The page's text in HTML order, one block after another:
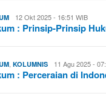
12 Okt 2025 - 16:51 WIB
: Prinsip-Prinsip
, KOLUMNIS 11 Agu 2025 -
: Perceraian di